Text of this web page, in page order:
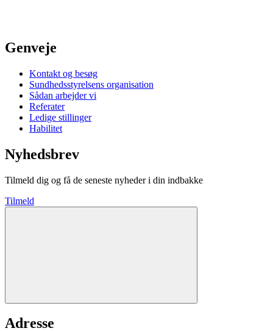
Genveje
Kontakt og besøg
Sundhedsstyrelsens organisation
Sådan arbejder vi
Referater
Ledige stillinger
Habilitet
Nyhedsbrev
Tilmeld dig og få de seneste nyheder i din indbakke
Tilmeld
Adresse